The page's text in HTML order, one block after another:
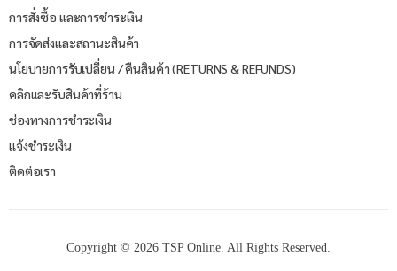
การสั่งซื้อ และการชำระเงิน
การจัดส่งและสถานะสินค้า
นโยบายการรับเปลี่ยน / คืนสินค้า (RETURNS & REFUNDS)
คลิกและรับสินค้าที่ร้าน
ช่องทางการชำระเงิน
แจ้งชำระเงิน
ติดต่อเรา
Copyright © 2026 TSP Online. All Rights Reserved.